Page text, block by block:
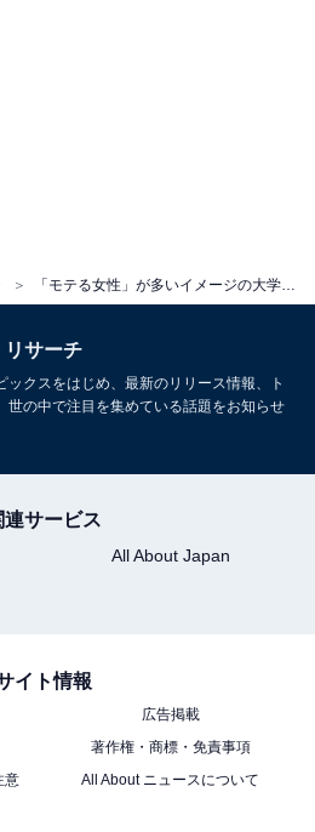
リサーチ
クスをはじめ、最新のリリース情報、ト
世の中で注目を集めている話題をお知らせ
連サービス
All About Japan
イト情報
広告掲載
著作権・商標・免責事項
意
All About ニュースについて